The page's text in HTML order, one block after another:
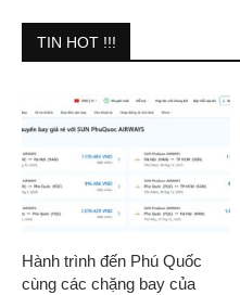
TIN HOT !!!
Hành trình đến Phú Quốc
cùng các chặng bay của